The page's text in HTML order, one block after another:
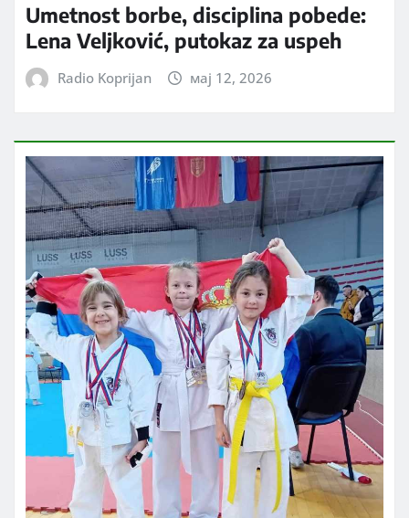
Umetnost borbe, disciplina pobede:
Lena Veljković, putokaz za uspeh
Radio Koprijan мај 12, 2026